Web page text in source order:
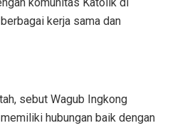
kerja sama dan
sebut Wagub Ingkong
hubungan baik dengan